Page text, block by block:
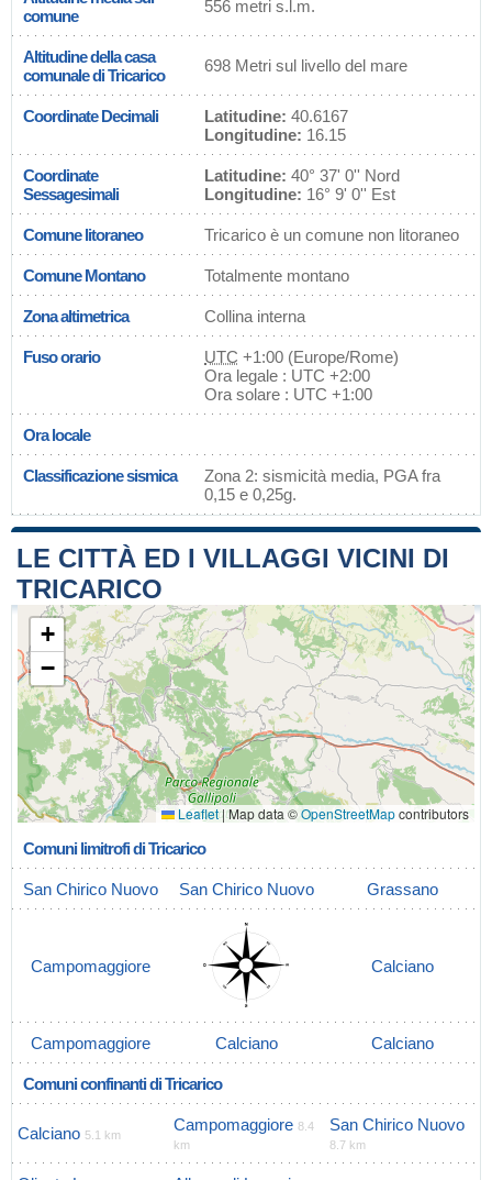
comune
556 metri s.l.m.
Altitudine della casa
comunale di Tricarico
698 Metri sul livello del mare
Coordinate Decimali Latitudine: 40.6167
Longitudine: 16.15
Coordinate
Sessagesimali
Latitudine: 40° 37' 0'' Nord
Longitudine: 16° 9' 0'' Est
Comune litoraneo Tricarico è un comune non litoraneo
Comune Montano Totalmente montano
Zona altimetrica Collina interna
Fuso orario UTC +1:00 (Europe/Rome)
Ora legale : UTC +2:00
Ora solare : UTC +1:00
Ora locale
Classificazione sismica
Zona 2: sismicità media, PGA fra
0,15 e 0,25g.
LE CITTÀ ED I VILLAGGI VICINI DI
TRICARICO
+
−
Leaflet|Map data ©OpenStreetMapcontributors
Comuni limitrofi di Tricarico
San Chirico Nuovo San Chirico Nuovo Grassano
Campomaggiore Calciano
Campomaggiore Calciano Calciano
Comuni confinanti di Tricarico
Calciano 5.1 km
Campomaggiore 8.4
km
San Chirico Nuovo
8.7 km